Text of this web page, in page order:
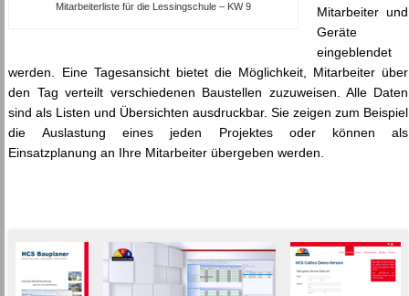
Mitarbeiterliste für die Lessingschule – KW 9
Mitarbeiter und
Geräte
eingeblendet
werden. Eine Tagesansicht bietet die Möglichkeit, Mitarbeiter über
den Tag verteilt verschiedenen Baustellen zuzuweisen. Alle Daten
sind als Listen und Übersichten ausdruckbar. Sie zeigen zum Beispiel
die Auslastung eines jeden Projektes oder können als
Einsatzplanung an Ihre Mitarbeiter übergeben werden.